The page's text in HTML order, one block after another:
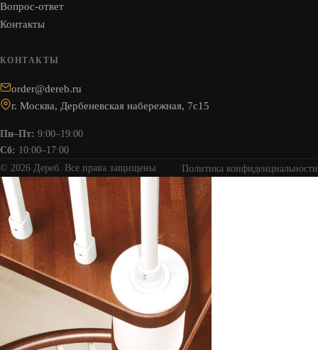
Вопрос-ответ
Контакты
КОНТАКТЫ
order@dereb.ru
г. Москва, Дербеневская набережная, 7с15
Пн–Пт: 9:00–19:00
Сб: 10:00–17:00
© 2026 Дереб. Все права защищены.
Политика конфиденциальности